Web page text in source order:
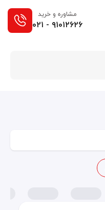
مشاوره و خرید
۰۲۱ - ۹۱۰۱۲۶۲۶